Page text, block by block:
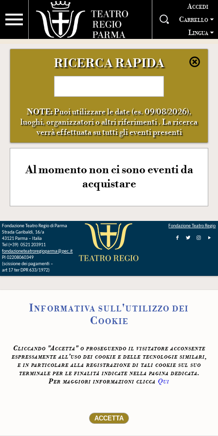
Accedi
Carrello
Lingua
RICERCA RAPIDA
NOTE:Puoi utilizzare le date (es. 09/08/2026),
luoghi, organizzatori o altri riferimenti . La ricerca
verrà effettuata su tutti gli eventi presenti
Al momento non ci sono eventi da
acquistare
Informativa sull'utilizzo dei
Cookie
Cliccando "Accetta" o proseguendo il visitatore acconsente
espressamente all'uso dei cookie e delle tecnologie similari,
e in particolare alla registrazione di tali cookie sul suo
terminale per le finalità indicate nella pagina dedicata.
Per maggiori informazioni clicca Qui
Fondazione Teatro Regio di Parma
Strada Garibaldi, 16/a
43121 Parma – Italia
Tel (+39) 0521 203911
fondazioneteatroregioparma@pec.it
PI 02208060349
(scissione dei pagamenti –
art 17 ter DPR 633/1972)
Fondazione Teatro Regio